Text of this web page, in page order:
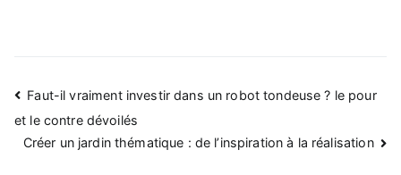
Navigation
de
l’article
Faut-il vraiment investir dans un robot tondeuse ? le pour
et le contre dévoilés
Créer un jardin thématique : de l’inspiration à la réalisation